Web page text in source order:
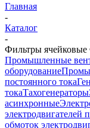
Главная
-
Каталог
-
Фильтры
Промышленные
оборудование
постоянного тока
токаТахогенераторы
асинхронные
электродвигателей
обмоток